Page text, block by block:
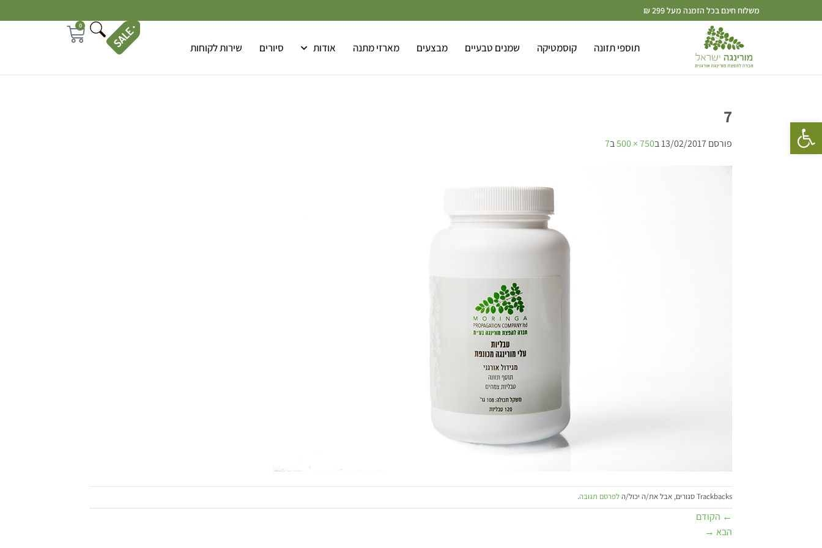
פתח סרגל נגישות
משלוח חינם בכל הזמנה מעל 299 ₪
תוספי תזונה קוסמטיקה שמנים טבעיים מבצעים מארזי מתנה אודות סיורים שירות לקוחות
0
7
פורסם13/02/2017ב750 × 500 ב7
Trackbacks סגורים, אבל את/ה יכול/ה לפרסם תגובה.
← הקודם
הבא →